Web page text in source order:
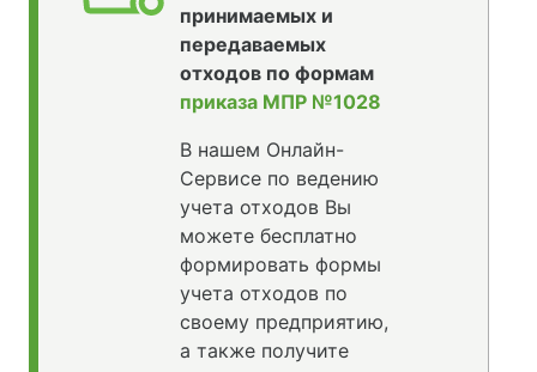
принимаемых и
передаваемых
отходов по формам
приказа МПР №1028
В нашем Онлайн-
Сервисе по ведению
учета отходов Вы
можете бесплатно
формировать формы
учета отходов по
своему предприятию,
а также получите